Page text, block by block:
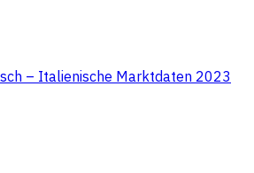
– Italienische Marktdaten 2023